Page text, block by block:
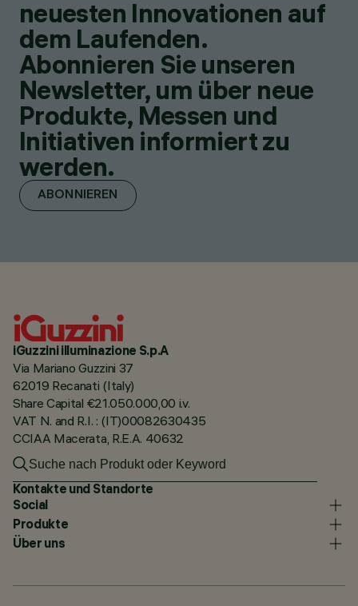
neuesten Innovationen auf
dem Laufenden.
Abonnieren Sie unseren
Newsletter, um über neue
Produkte, Messen und
Initiativen informiert zu
werden.
ABONNIEREN
iGuzzini illuminazione S.p.A
Via Mariano Guzzini 37
62019 Recanati (Italy)
Share Capital €21.050.000,00 i.v.
VAT N. and R.I. : (IT)00082630435
CCIAA Macerata, R.E.A. 40632
Kontakte und Standorte
Social
Produkte
Über uns